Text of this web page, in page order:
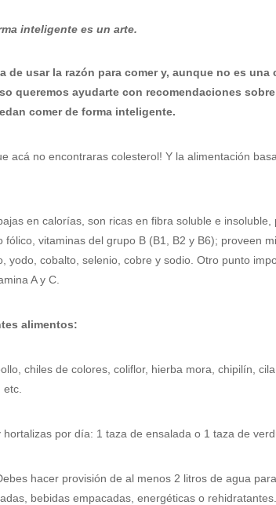
inteligente es un arte.
de usar la razón para comer y, aunque no es
queremos ayudarte con recomendaciones
comer de forma inteligente.
acá no encontraras colesterol! Y la alimentación
en calorías, son ricas en fibra soluble e
vitaminas del grupo B (B1, B2 y B6); proveen
yodo, cobalto, selenio, cobre y sodio. Otro punto
A y C.
alimentos:
chiles de colores, coliflor, hierba mora, chipilín,
por día: 1 taza de ensalada o 1 taza de
hacer provisión de al menos 2 litros de agua
bebidas empacadas, energéticas o